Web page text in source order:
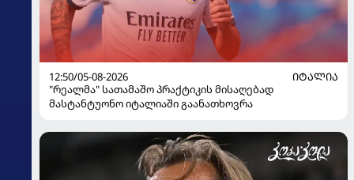
12:50/05-08-2026
ᲘᲢᲐᲚᲘᲐ
"რეალმა" სათამაშო პრაქტიკის მისაღებად
მასტანტუონო იტალიაში გაანათხოვრა